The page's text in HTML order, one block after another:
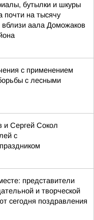
бутылки и шкуры
почти на тысячу
вблизи аала Доможаков
с применением
с лесными
и Сергей Сокол
с
представители
и творческой
сегодня поздравления